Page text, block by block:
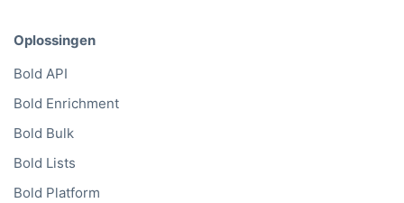
Oplossingen
Bold API
Bold Enrichment
Bold Bulk
Bold Lists
Bold Platform